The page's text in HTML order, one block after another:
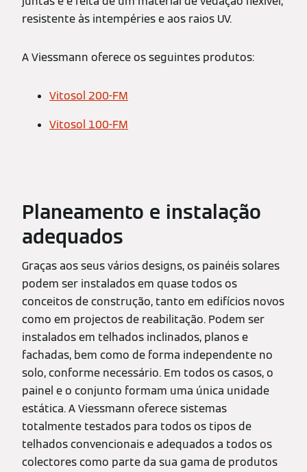
resistente às intempéries e aos raios UV.
A Viessmann oferece os seguintes produtos:
Vitosol 200-FM
Vitosol 100-FM
Planeamento e instalação
adequados
Graças aos seus vários designs, os painéis solares
podem ser instalados em quase todos os
conceitos de construção, tanto em edifícios novos
como em projectos de reabilitação. Podem ser
instalados em telhados inclinados, planos e
fachadas, bem como de forma independente no
solo, conforme necessário. Em todos os casos, o
painel e o conjunto formam uma única unidade
estática. A Viessmann oferece sistemas
totalmente testados para todos os tipos de
telhados convencionais e adequados a todos os
colectores como parte da sua gama de produtos